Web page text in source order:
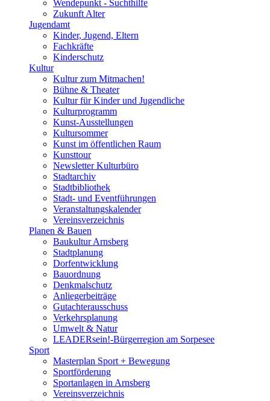
Wendepunkt - Suchthilfe
Zukunft Alter
Jugendamt
Kinder, Jugend, Eltern
Fachkräfte
Kinderschutz
Kultur
Kultur zum Mitmachen!
Bühne & Theater
Kultur für Kinder und Jugendliche
Kulturprogramm
Kunst-Ausstellungen
Kultursommer
Kunst im öffentlichen Raum
Kunsttour
Newsletter Kulturbüro
Stadtarchiv
Stadtbibliothek
Stadt- und Eventführungen
Veranstaltungskalender
Vereinsverzeichnis
Planen & Bauen
Baukultur Arnsberg
Stadtplanung
Dorfentwicklung
Bauordnung
Denkmalschutz
Anliegerbeiträge
Gutachterausschuss
Verkehrsplanung
Umwelt & Natur
LEADERsein!-Bürgerregion am Sorpesee
Sport
Masterplan Sport + Bewegung
Sportförderung
Sportanlagen in Arnsberg
Vereinsverzeichnis